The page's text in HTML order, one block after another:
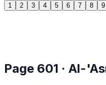
1 2 3 4 5 6 7 8 9
Page 601 · Al-